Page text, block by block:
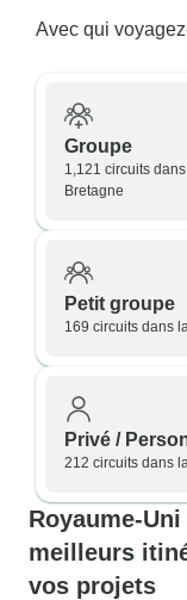
Avec qui
Groupe
1,121 circuits
Bretagne
Petit groupe
169 circuits dans
Privé /
212 circuits dans
Royaume-
meilleurs
vos projets